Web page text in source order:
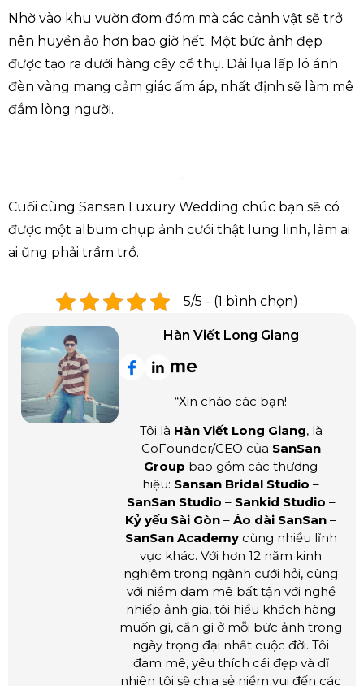
Nhờ vào khu vườn đom đóm mà các cảnh vật sẽ trở
nên huyền ảo hơn bao giờ hết. Một bức ảnh đẹp
được tạo ra dưới hàng cây cổ thụ. Dải lụa lấp ló ánh
đèn vàng mang cảm giác ấm áp, nhất định sẽ làm mê
đắm lòng người.
Cuối cùng Sansan Luxury Wedding chúc bạn sẽ có
được một album chụp ảnh cưới thật lung linh, làm ai
ai ũng phải trầm trồ.
5/5 - (1 bình chọn)
Hàn Viết Long Giang
“Xin chào các bạn!
Tôi là Hàn Viết Long Giang, là
CoFounder/CEO của SanSan
Group bao gồm các thương
hiệu: Sansan Bridal Studio –
SanSan Studio – Sankid Studio –
Kỷ yếu Sài Gòn – Áo dài SanSan –
SanSan Academycùng nhiều lĩnh
vực khác. Với hơn 12 năm kinh
nghiệm trong ngành cưới hỏi, cùng
với niềm đam mê bất tận với nghề
nhiếp ảnh gia, tôi hiểu khách hàng
muốn gì, cần gì ở mỗi bức ảnh trong
ngày trọng đại nhất cuộc đời. Tôi
đam mê, yêu thích cái đẹp và dĩ
nhiên tôi sẽ chia sẻ niềm vui đến các